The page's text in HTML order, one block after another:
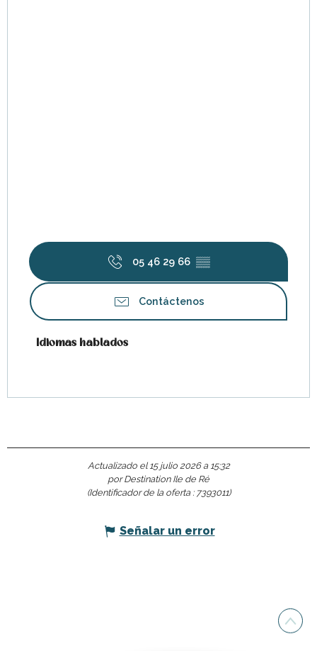
05 46 29 66 ▒▒
Contáctenos
Idiomas hablados
Idiomas hablados
Actualizado el 15 julio 2026 a 15:32
por Destination Ile de Ré
(Identificador de la oferta : 7393011)
Señalar un error